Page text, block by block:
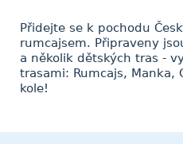
Přidejte se k pochodu
rumcajsem. Připraveny
a několik dětských tras -
trasami: Rumcajs, Manka,
kole!